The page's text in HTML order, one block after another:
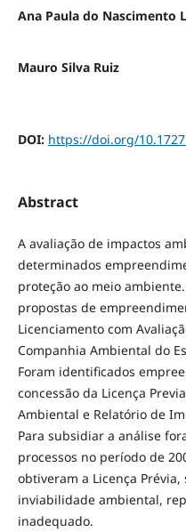
Ana Paula do Nascimento
Mauro Silva Ruiz
DOI: https://doi.org/
Abstract
A avaliação de impactos
determinados
proteção ao meio
propostas de
Licenciamento com
Companhia Ambiental do
Foram identificados
concessão da Licença
Ambiental e Relatório de
Para subsidiar a análise
processos no período de
obtiveram a Licença
inviabilidade ambiental,
inadequado.